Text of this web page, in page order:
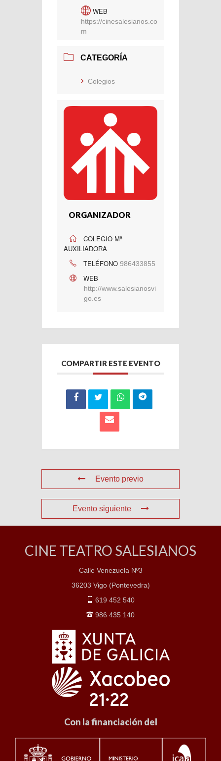
WEB
https://cinesalesianos.co
m
CATEGORÍA
Colegios
ORGANIZADOR
COLEGIO Mª
AUXILIADORA
TELÉFONO 986433855
WEB
http://www.salesianosvi
go.es
COMPARTIR ESTE EVENTO
Evento previo
Evento siguiente
CINE TEATRO SALESIANOS
Calle Venezuela Nº3
36203 Vigo (Pontevedra)
619 452 540
986 435 140
Con la financiación del